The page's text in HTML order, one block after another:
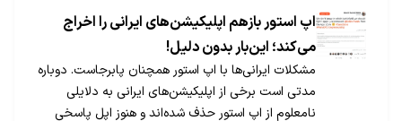
اپ استور بازهم اپلیکیشن‌های ایرانی را اخراج
می‌کند؛ این‌بار بدون دلیل!
مشکلات ایرانی‌ها با اپ استور همچنان پابرجاست. دوباره
مدتی است برخی از اپلیکیشن‌های ایرانی به دلایلی
نامعلوم از اپ استور حذف شده‌اند و هنوز اپل پاسخی